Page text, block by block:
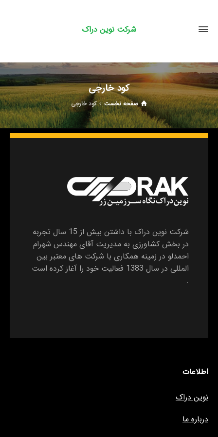
شرکت نوین دراک
کود خارجی
صفحه نخست کود خارجی
شرکت نوین دراک با داشتن بیش از 15 سال تجربه
در بخش کشاورزی به مدیریت آقای مهندس شهرام
احمدلو در زمینه همکاری با شرکت های معتبر بین
المللی در سال 1383 فعالیت خود را آغاز کرده است
.
اطلاعات
نوین دراک
درباره ما